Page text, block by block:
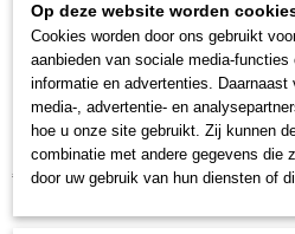
Inloggen Registreren
Op deze website worden
Cookies worden door ons gebruikt
aanbieden van sociale media-
informatie en advertenties. Daarnaast
media-, advertentie- en
hoe u onze site gebruikt. Zij kunnen
combinatie met andere gegevens die
door uw gebruik van hun diensten of